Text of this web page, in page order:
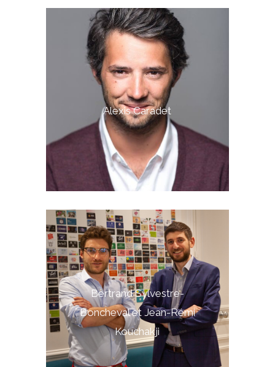
Alexis Caradet
Bertrand Sylvestre-
Boncheval et Jean-Rémi
Kouchakji